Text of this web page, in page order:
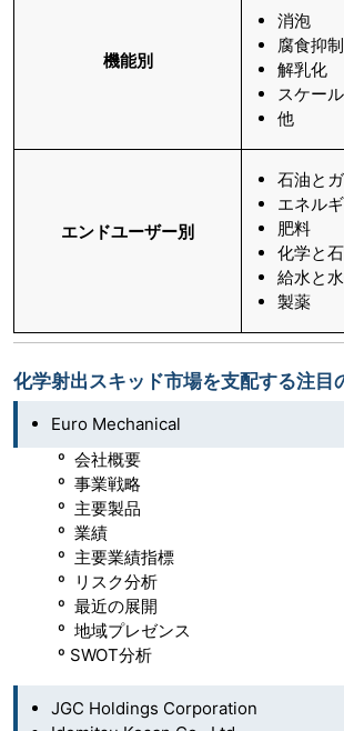
機能別
消泡
腐食抑制
解乳化
スケー
他
エンドユーザー別
石油と
エネル
肥料
化学と
給水と
製薬
化学射出スキッド市場を支配する注目
Euro Mechanical
º 会社概要
º 事業戦略
º 主要製品
º 業績
º 主要業績指標
º リスク分析
º 最近の展開
º 地域プレゼンス
º SWOT分析
JGC Holdings Corporation